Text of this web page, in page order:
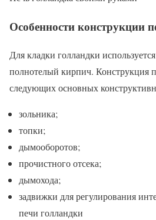
Особенности конструкции
Для кладки голландки
полнотелый кирпич. Конструкция
следующих основных
зольника;
топки;
дымооборотов;
прочистного отсека;
дымохода;
задвижки для регулирования
печи голландки